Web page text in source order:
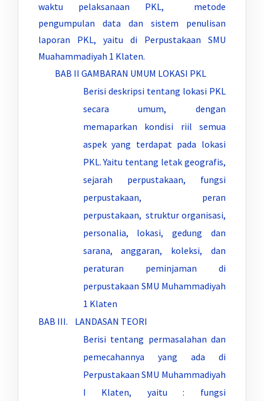
waktu pelaksanaan PKL, metode
pengumpulan data dan sistem penulisan
laporan PKL, yaitu di Perpustakaan SMU
Muahammadiyah 1 Klaten.
BAB II GAMBARAN UMUM LOKASI PKL
Berisi deskripsi tentang lokasi PKL
secara umum, dengan
memaparkan kondisi riil semua
aspek yang terdapat pada lokasi
PKL. Yaitu tentang letak geografis,
sejarah perpustakaan, fungsi
perpustakaan, peran
perpustakaan, struktur organisasi,
personalia, lokasi, gedung dan
sarana, anggaran, koleksi, dan
peraturan peminjaman di
perpustakaan SMU Muhammadiyah
1 Klaten
BAB III. LANDASAN TEORI
Berisi tentang permasalahan dan
pemecahannya yang ada di
Perpustakaan SMU Muhammadiyah
I Klaten, yaitu : fungsi